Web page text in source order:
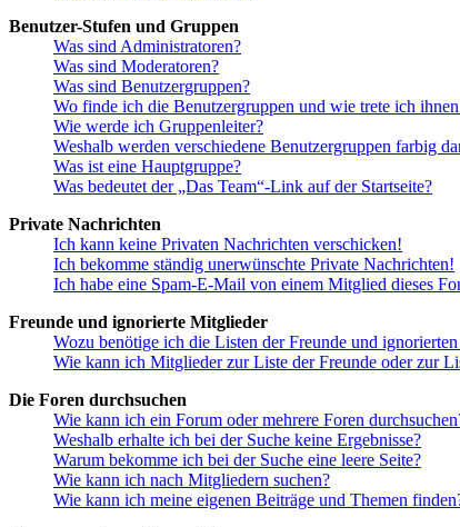
Benutzer-Stufen und Gruppen
Was sind Administratoren?
Was sind Moderatoren?
Was sind Benutzergruppen?
Wo finde ich die Benutzergruppen und wie trete ich
Wie werde ich Gruppenleiter?
Weshalb werden verschiedene Benutzergruppen farbig
Was ist eine Hauptgruppe?
Was bedeutet der „Das Team“-Link auf der Startseite?
Private Nachrichten
Ich kann keine Privaten Nachrichten verschicken!
Ich bekomme ständig unerwünschte Private Nachrichten!
Ich habe eine Spam-E-Mail von einem Mitglied dieses
Freunde und ignorierte Mitglieder
Wozu benötige ich die Listen der Freunde und
Wie kann ich Mitglieder zur Liste der Freunde oder zur
Die Foren durchsuchen
Wie kann ich ein Forum oder mehrere Foren
Weshalb erhalte ich bei der Suche keine Ergebnisse?
Warum bekomme ich bei der Suche eine leere Seite?
Wie kann ich nach Mitgliedern suchen?
Wie kann ich meine eigenen Beiträge und Themen